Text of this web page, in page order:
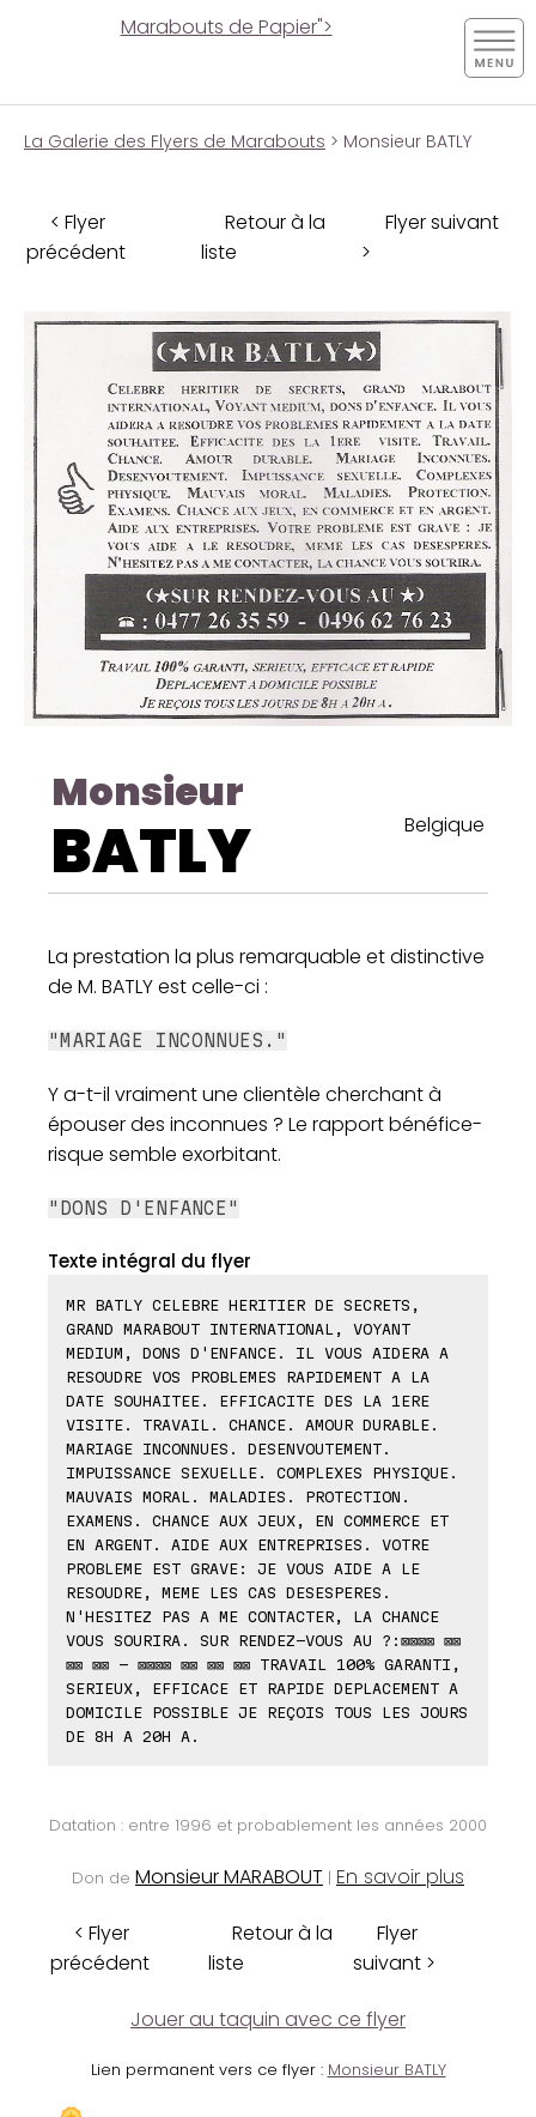
Marabouts de Papier">
La Galerie des Flyers de Marabouts > Monsieur BATLY
< Flyer
précédent
Retour à la
liste
Flyer suivant
>
Monsieur
BATLY Belgique
La prestation la plus remarquable et distinctive
de M. BATLY est celle-ci :
"MARIAGE INCONNUES."
Y a-t-il vraiment une clientèle cherchant à
épouser des inconnues ? Le rapport bénéfice-
risque semble exorbitant.
"DONS D'ENFANCE"
Texte intégral du flyer
MR BATLY CELEBRE HERITIER DE SECRETS,
GRAND MARABOUT INTERNATIONAL, VOYANT
MEDIUM, DONS D'ENFANCE. IL VOUS AIDERA A
RESOUDRE VOS PROBLEMES RAPIDEMENT A LA
DATE SOUHAITEE. EFFICACITE DES LA 1ERE
VISITE. TRAVAIL. CHANCE. AMOUR DURABLE.
MARIAGE INCONNUES. DESENVOUTEMENT.
IMPUISSANCE SEXUELLE. COMPLEXES PHYSIQUE.
MAUVAIS MORAL. MALADIES. PROTECTION.
EXAMENS. CHANCE AUX JEUX, EN COMMERCE ET
EN ARGENT. AIDE AUX ENTREPRISES. VOTRE
PROBLEME EST GRAVE: JE VOUS AIDE A LE
RESOUDRE, MEME LES CAS DESESPERES.
N'HESITEZ PAS A ME CONTACTER, LA CHANCE
VOUS SOURIRA. SUR RENDEZ-VOUS AU ?:⊠⊠⊠⊠ ⊠⊠
⊠⊠ ⊠⊠ - ⊠⊠⊠⊠ ⊠⊠ ⊠⊠ ⊠⊠ TRAVAIL 100% GARANTI,
SERIEUX, EFFICACE ET RAPIDE DEPLACEMENT A
DOMICILE POSSIBLE JE REÇOIS TOUS LES JOURS
DE 8H A 20H A.
Datation : entre 1996 et probablement les années 2000
Don de Monsieur MARABOUT | En savoir plus
< Flyer
précédent
Retour à la
liste
Flyer
suivant >
Jouer au taquin avec ce flyer
Lien permanent vers ce flyer : Monsieur BATLY